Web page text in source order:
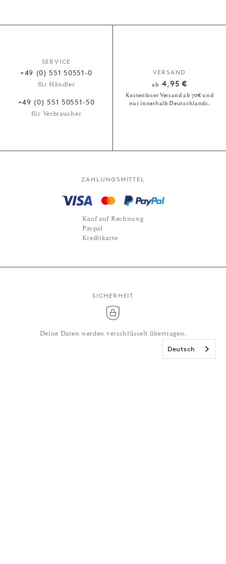
SERVICE
+49 (0) 551 50551-0
für Händler
+49 (0) 551 50551-50
für Verbraucher
VERSAND
ab 4,95 €
Kostenloser Versand ab 70€ und
nur innerhalb Deutschlands.
ZAHLUNGSMITTEL
Kauf auf Rechnung
Paypal
Kreditkarte
SICHERHEIT
Deine Daten werden verschlüsselt übertragen.
Deutsch